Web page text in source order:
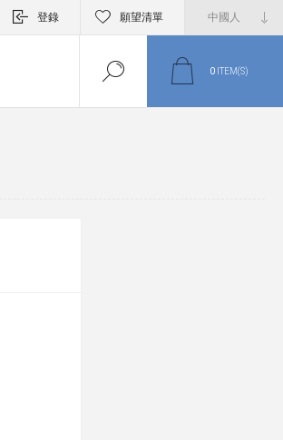
登錄 願望清單
0 ITEM(S)